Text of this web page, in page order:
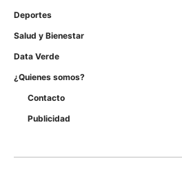
Deportes
Salud y Bienestar
Data Verde
¿Quienes somos?
Contacto
Publicidad